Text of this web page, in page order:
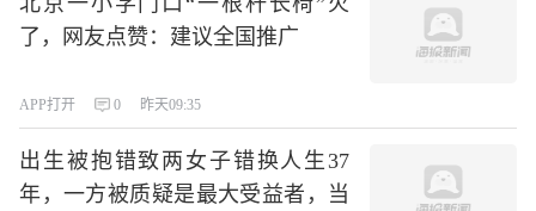
了，网友点赞：建议全国推广
APP打开 0 昨天09:35
出生被抱错致两女子错换人生37
年，一方被质疑是最大受益者，当